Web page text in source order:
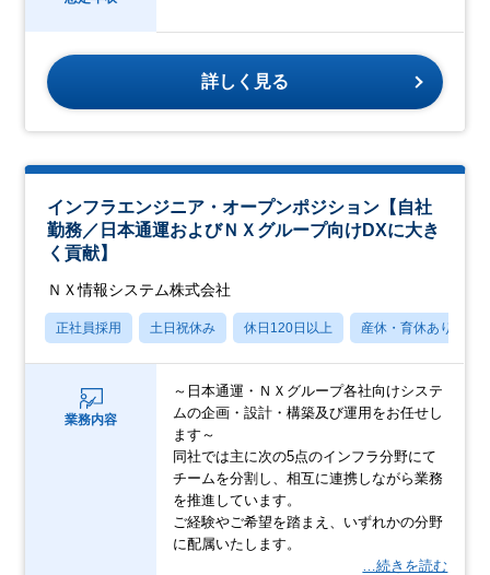
詳しく見る
インフラエンジニア・オープンポジション【自社
勤務／日本通運およびＮＸグループ向けDXに大き
く貢献】
ＮＸ情報システム株式会社
正社員採用 土日祝休み 休日120日以上 産休・育休あり
業務内容
～日本通運・ＮＸグループ各社向けシステ
ムの企画・設計・構築及び運用をお任せし
ます～
同社では主に次の5点のインフラ分野にて
チームを分割し、相互に連携しながら業務
を推進しています。
ご経験やご希望を踏まえ、いずれかの分野
に配属いたします。
…続きを読む